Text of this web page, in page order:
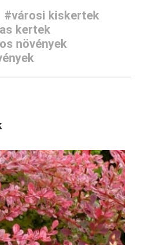
#városi kiskertek
kertek
növények